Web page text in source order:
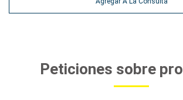
Peticiones sobre